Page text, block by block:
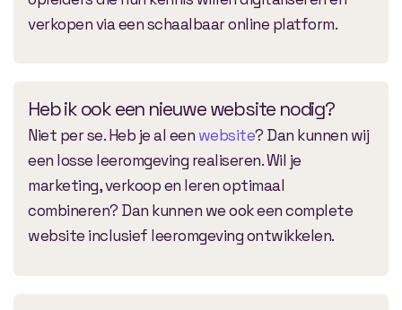
verkopen via een schaalbaar online platform.
Heb ik ook een nieuwe website nodig?
Niet per se. Heb je al een website? Dan kunnen wij
een losse leeromgeving realiseren. Wil je
marketing, verkoop en leren optimaal
combineren? Dan kunnen we ook een complete
website inclusief leeromgeving ontwikkelen.